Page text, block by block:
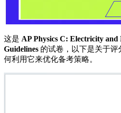
这是 AP Physics C: Electricity and
Guidelines 的试卷，以下是关于
何利用它来优化备考策略。